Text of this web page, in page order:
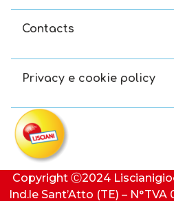
Contacts
Privacy e cookie policy
Copyright Ⓒ2024
Ind.le Sant’Atto (TE) –